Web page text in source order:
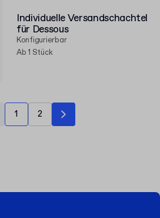
Individuelle Versandschachtel
für Dessous
Konfigurierbar
Ab 1 Stück
1 2